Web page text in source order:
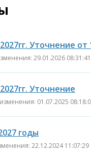
Уточнение от
29.01.2026 08:31:41
Уточнение
01.07.2025
годы
22.12.2024 11:07:29